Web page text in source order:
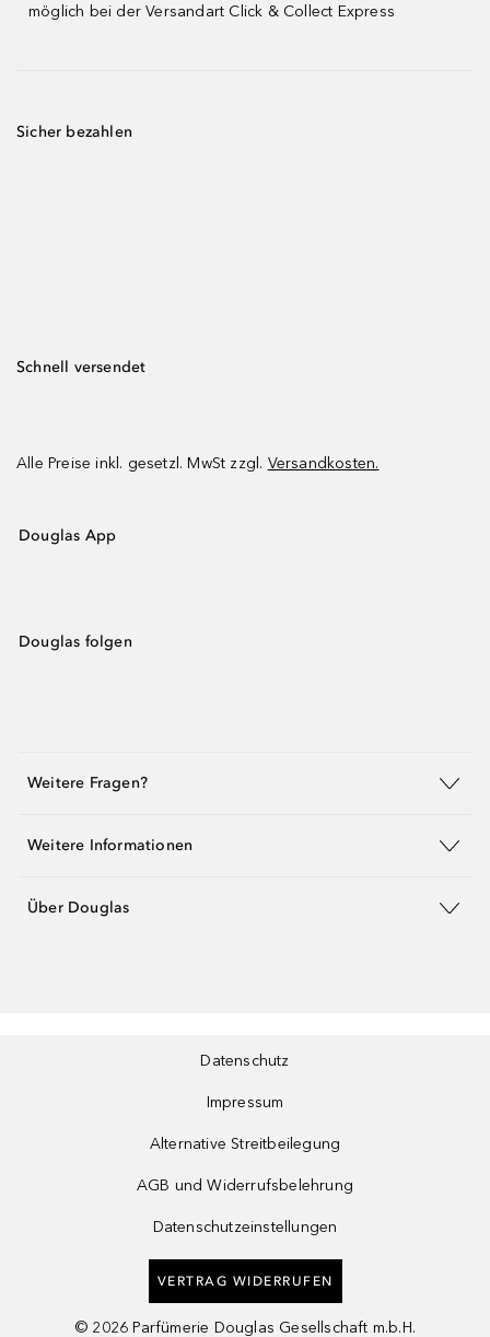
möglich bei der Versandart Click & Collect Express
Sicher bezahlen
Schnell versendet
Alle Preise inkl. gesetzl. MwSt zzgl. Versandkosten.
Douglas App
Douglas folgen
Weitere Fragen?
Weitere Informationen
Über Douglas
Datenschutz
Impressum
Alternative Streitbeilegung
AGB und Widerrufsbelehrung
Datenschutzeinstellungen
VERTRAG WIDERRUFEN
© 2026 Parfümerie Douglas Gesellschaft m.b.H.